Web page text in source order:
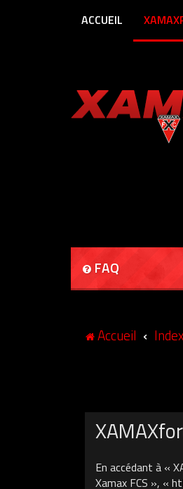
ACCUEIL
FAQ
Accueil
En accédant à «
Xamax FCS », «